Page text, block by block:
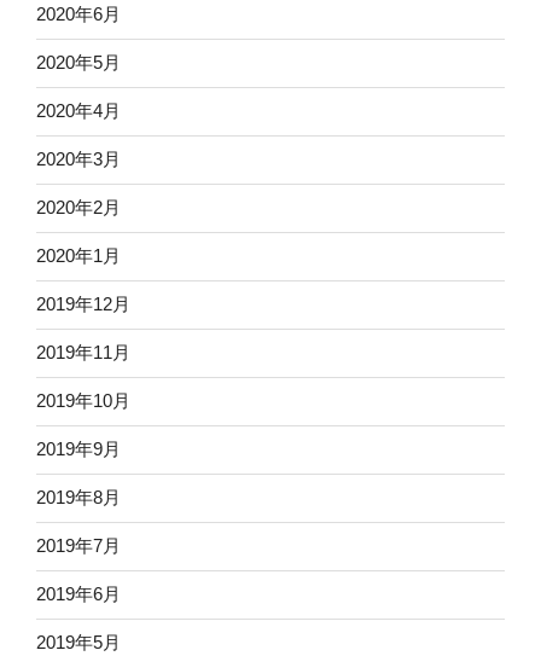
2020年6月
2020年5月
2020年4月
2020年3月
2020年2月
2020年1月
2019年12月
2019年11月
2019年10月
2019年9月
2019年8月
2019年7月
2019年6月
2019年5月